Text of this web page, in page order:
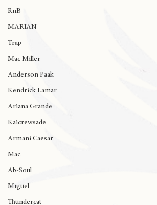
Pangikurü
RnB
MARIAN
Trap
Mac Miller
Anderson Paak
Kendrick Lamar
Ariana Grande
Kaicrewsade
Armani Caesar
Mac
Ab-Soul
Miguel